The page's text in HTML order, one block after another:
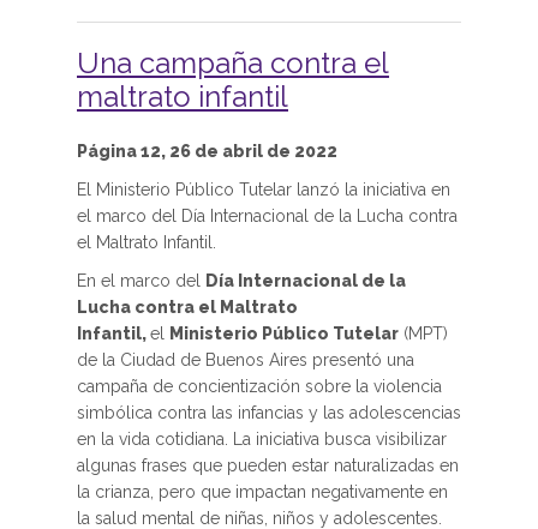
Una campaña contra el
maltrato infantil
Página 12, 26 de abril de 2022
El Ministerio Público Tutelar lanzó la iniciativa en
el marco del Día Internacional de la Lucha contra
el Maltrato Infantil.
En el marco del
Día Internacional de la
Lucha contra el Maltrato
Infantil,el Ministerio Público Tutelar (MPT)
de la Ciudad de Buenos Aires presentó una
campaña de concientización sobre la violencia
simbólica contra las infancias y las adolescencias
en la vida cotidiana. La iniciativa busca visibilizar
algunas frases que pueden estar naturalizadas en
la crianza, pero que impactan negativamente en
la salud mental de niñas, niños y adolescentes.